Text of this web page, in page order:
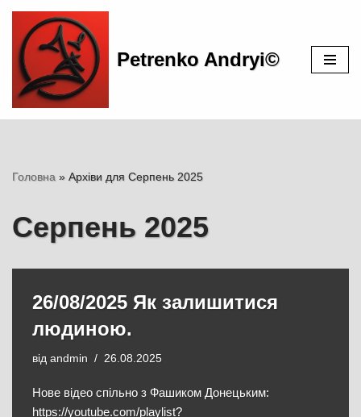
Перейти
до
вмісту
Petrenko Andryi©
Головна » Архіви для Серпень 2025
Серпень 2025
26/08/2025 Як залишитися
людиною.
від andmin 26.08.2025
Нове відео спільно з Фашиком Донецьким:
https://youtube.com/playlist?